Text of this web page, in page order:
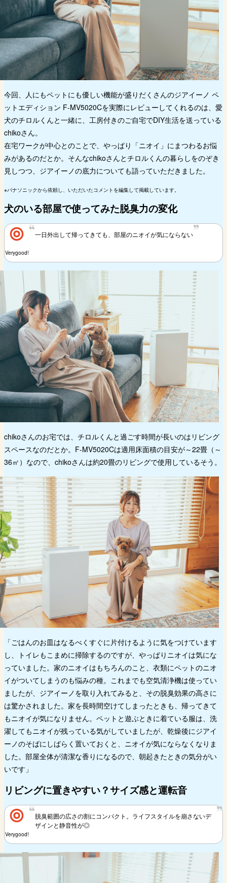
今回、人にもペットにも優しい機能が盛りだくさんのジアイーノ ペ
ットエディション F-MV5020Cを実際にレビューしてくれるのは、愛
犬のチロルくんと一緒に、工房付きのご自宅でDIY生活を送っている
chikoさん。
在宅ワークが中心とのことで、やっぱり「ニオイ」にまつわるお悩
みがあるのだとか。そんなchikoさんとチロルくんの暮らしをのぞき
見しつつ、ジアイーノの底力についても語っていただきました。
※パナソニックから依頼し、いただいたコメントを編集して掲載しています。
犬のいる部屋で使ってみた脱臭力の変化
Verygood!
一日外出して帰ってきても、部屋のニオイが気にならない
chikoさんのお宅では、チロルくんと過ごす時間が長いのはリビング
スペースなのだとか。F-MV5020Cは適用床面積の目安が～22畳（～
36㎡）なので、chikoさんは約20畳のリビングで使用しているそう。
「ごはんのお皿はなるべくすぐに片付けるように気をつけています
し、トイレもこまめに掃除するのですが、やっぱりニオイは気にな
っていました。家のニオイはもちろんのこと、衣類にペットのニオ
イがついてしまうのも悩みの種。これまでも空気清浄機は使ってい
ましたが、ジアイーノを取り入れてみると、その脱臭効果の高さに
は驚かされました。家を長時間空けてしまったときも、帰ってきて
もニオイが気になりません。ペットと遊ぶときに着ている服は、洗
濯してもニオイが残っている気がしていましたが、乾燥後にジアイ
ーノのそばにしばらく置いておくと、ニオイが気にならなくなりま
した。部屋全体が清潔な香りになるので、朝起きたときの気分がい
いです」
リビングに置きやすい？サイズ感と運転音
Verygood!
脱臭範囲の広さの割にコンパクト。ライフスタイルを崩さないデ
ザインと静音性が◎